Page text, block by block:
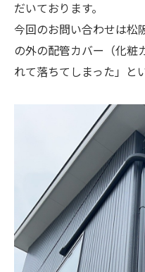
だいております。
今回のお問い合わせは松
の外の配管カバー（化粧
れて落ちてしまった」と